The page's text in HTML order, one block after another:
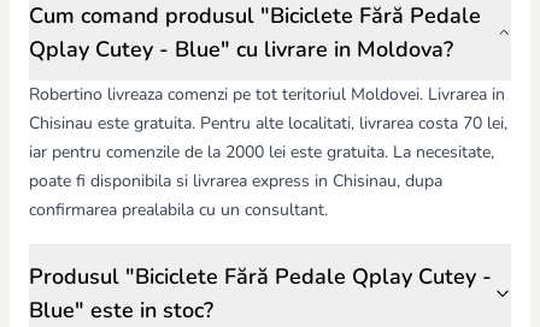
Cum comand produsul "Biciclete Fără Pedale
Qplay Cutey - Blue" cu livrare in Moldova?
Robertino livreaza comenzi pe tot teritoriul Moldovei. Livrarea in
Chisinau este gratuita. Pentru alte localitati, livrarea costa 70 lei,
iar pentru comenzile de la 2000 lei este gratuita. La necesitate,
poate fi disponibila si livrarea express in Chisinau, dupa
confirmarea prealabila cu un consultant.
Produsul "Biciclete Fără Pedale Qplay Cutey -
Blue" este in stoc?